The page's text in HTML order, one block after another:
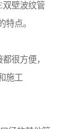
双壁波纹管
点。
很方便，
施工